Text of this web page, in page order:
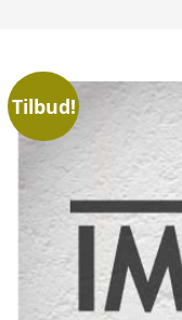
Tilbud!